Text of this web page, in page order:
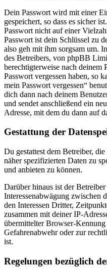
Dein Passwort wird mit einer
gespeichert, so dass es sicher
Passwort nicht auf einer
Passwort ist dein Schlüssel zu
also geh mit ihm sorgsam um.
des Betreibers, von phpBB
berechtigterweise nach deinem
Passwort vergessen haben, so
mein Passwort vergessen“
dich dann nach deinem
und sendet anschließend ein
Adresse, mit dem du dann auf
Gestattung der
Du gestattest dem Betreiber,
näher spezifizierten Daten zu
und anbieten zu können.
Darüber hinaus ist der
Interessenabwägung zwischen
den Interessen Dritter,
zusammen mit deiner IP-
übermittelter Browser-
Gefahrenabwehr oder zur
ist.
Regelungen bezüglich